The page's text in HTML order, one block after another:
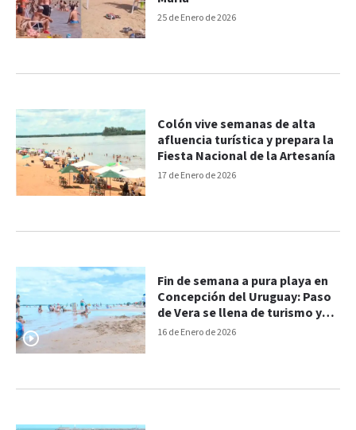
25 de Enero de 2026
17 de Enero de 2026
Colón vive semanas de alta
afluencia turística y prepara la
Fiesta Nacional de la Artesanía
16 de Enero de 2026
Fin de semana a pura playa en
Concepción del Uruguay: Paso
de Vera se llena de turismo y
calor